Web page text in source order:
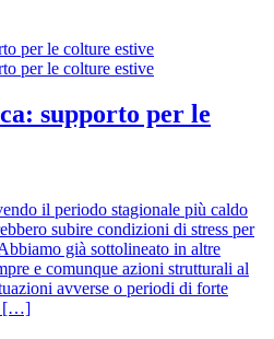
supporto per le
il periodo stagionale più caldo
subire condizioni di stress per
già sottolineato in altre
e comunque azioni strutturali al
avverse o periodi di forte
[…]